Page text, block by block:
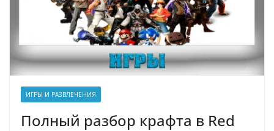
ИГРЫ И РАЗВЛЕЧЕНИЯ
Полный разбор крафта в Red